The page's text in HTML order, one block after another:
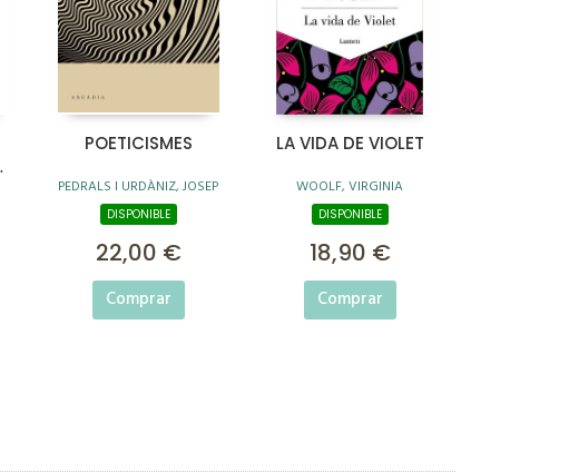
POETICISMES
PEDRALS I URDÀNIZ, JOSEP
DISPONIBLE
22,00 €
Comprar
LA VIDA DE VIOLET
WOOLF, VIRGINIA
DISPONIBLE
18,90 €
Comprar